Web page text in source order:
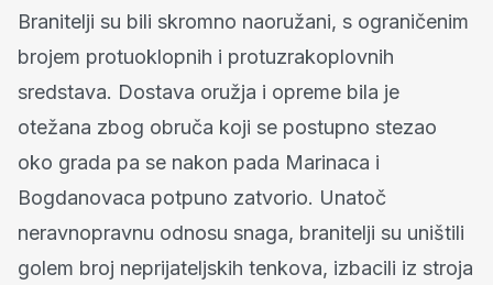
Branitelji su bili skromno naoružani, s ograničenim
brojem protuoklopnih i protuzrakoplovnih
sredstava. Dostava oružja i opreme bila je
otežana zbog obruča koji se postupno stezao
oko grada pa se nakon pada Marinaca i
Bogdanovaca potpuno zatvorio. Unatoč
neravnopravnu odnosu snaga, branitelji su uništili
golem broj neprijateljskih tenkova, izbacili iz stroja